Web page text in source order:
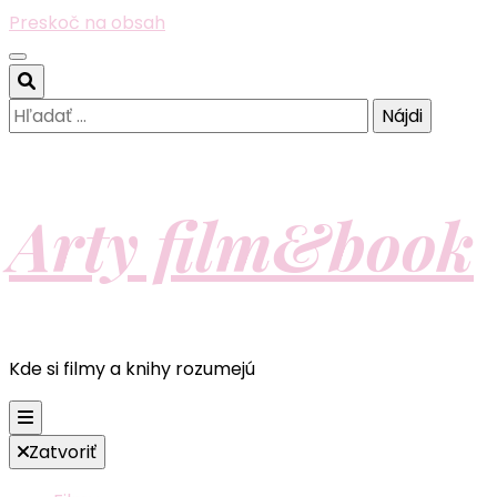
Preskoč na obsah
Hľadať:
Arty film&book
Kde si filmy a knihy rozumejú
Zatvoriť